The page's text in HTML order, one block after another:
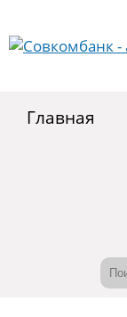
Главная